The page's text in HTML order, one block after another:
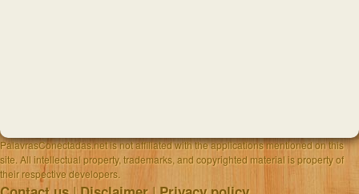
PalavrasConectadas.net is not affiliated with the applications mentioned on this
site. All intellectual property, trademarks, and copyrighted material is property of
their respective developers.